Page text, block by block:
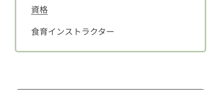
資格
食育インストラクター